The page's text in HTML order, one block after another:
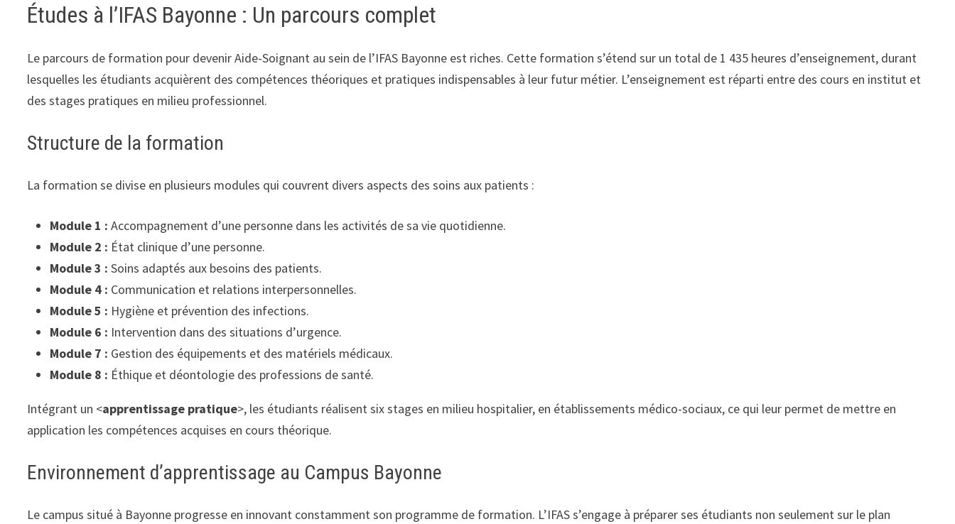
Études à l’IFAS Bayonne : Un parcours complet
Le parcours de formation pour devenir Aide-Soignant au sein de l’IFAS Bayonne est riches. Cette formation s’étend sur un total de 1 435 heures d’enseignement, durant
lesquelles les étudiants acquièrent des compétences théoriques et pratiques indispensables à leur futur métier. L’enseignement est réparti entre des cours en institut et
des stages pratiques en milieu professionnel.
Structure de la formation
La formation se divise en plusieurs modules qui couvrent divers aspects des soins aux patients :
Module 1 : Accompagnement d’une personne dans les activités de sa vie quotidienne.
Module 2 : État clinique d’une personne.
Module 3 : Soins adaptés aux besoins des patients.
Module 4 : Communication et relations interpersonnelles.
Module 5 : Hygiène et prévention des infections.
Module 6 : Intervention dans des situations d’urgence.
Module 7 : Gestion des équipements et des matériels médicaux.
Module 8 : Éthique et déontologie des professions de santé.
Intégrant un <apprentissage pratique>, les étudiants réalisent six stages en milieu hospitalier, en établissements médico-sociaux, ce qui leur permet de mettre en
application les compétences acquises en cours théorique.
Environnement d’apprentissage au Campus Bayonne
Le campus situé à Bayonne progresse en innovant constamment son programme de formation. L’IFAS s’engage à préparer ses étudiants non seulement sur le plan